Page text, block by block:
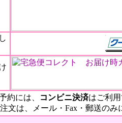
約には、 コンビニ決済はご利
のご注文は、メール・